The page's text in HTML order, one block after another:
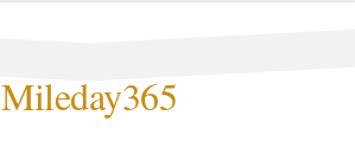
Mileday365